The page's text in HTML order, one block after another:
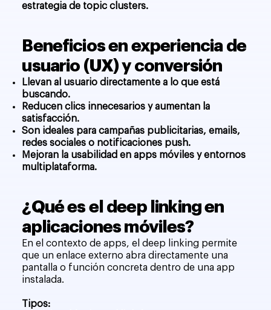
estrategia de topic clusters.
Beneficios en experiencia de
usuario (UX) y conversión
Llevan al usuario directamente a lo que está
buscando.
Reducen clics innecesarios y aumentan la
satisfacción.
Son ideales para campañas publicitarias, emails,
redes sociales o notificaciones push.
Mejoran la usabilidad en apps móviles y entornos
multiplataforma.
¿Qué es el deep linking en
aplicaciones móviles?
En el contexto de apps, el deep linking permite
que un enlace externo abra directamente una
pantalla o función concreta dentro de una app
instalada.
Tipos: